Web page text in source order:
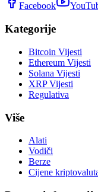
Facebook
Kategorije
Bitcoin Vijesti
Ethereum Vijesti
Solana Vijesti
XRP Vijesti
Regulativa
Više
Alati
Vodiči
Berze
Cijene